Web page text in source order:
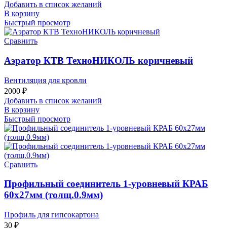
Добавить в список желаний
В корзину
Быстрый просмотр
Сравнить
Аэратор КТВ ТехноНИКОЛЬ коричневый
Вентиляция для кровли
2000 ₽
Добавить в список желаний
В корзину
Быстрый просмотр
Сравнить
Профильный соединитель 1-уровневый КРАБ
60х27мм (толщ.0.9мм)
Профиль для гипсокартона
30 ₽